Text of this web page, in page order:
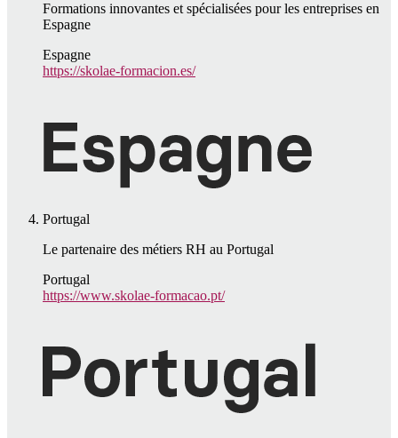
Formations innovantes et spécialisées pour les entreprises en
Espagne
Espagne
https://skolae-formacion.es/
Portugal
Le partenaire des métiers RH au Portugal
Portugal
https://www.skolae-formacao.pt/